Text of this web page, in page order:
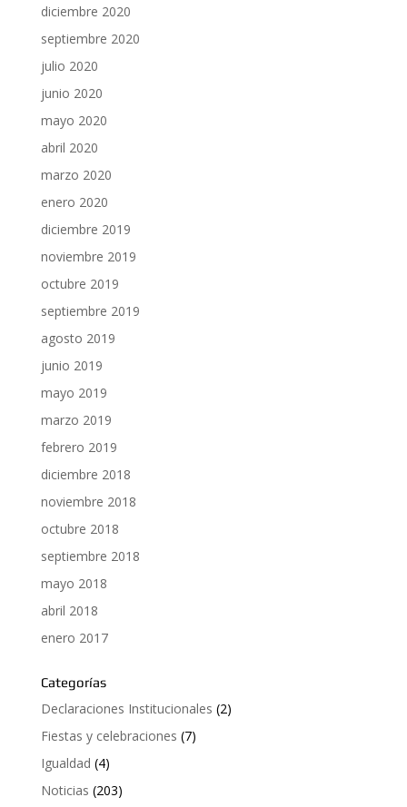
diciembre 2020
septiembre 2020
julio 2020
junio 2020
mayo 2020
abril 2020
marzo 2020
enero 2020
diciembre 2019
noviembre 2019
octubre 2019
septiembre 2019
agosto 2019
junio 2019
mayo 2019
marzo 2019
febrero 2019
diciembre 2018
noviembre 2018
octubre 2018
septiembre 2018
mayo 2018
abril 2018
enero 2017
Categorías
Declaraciones Institucionales (2)
Fiestas y celebraciones (7)
Igualdad (4)
Noticias (203)